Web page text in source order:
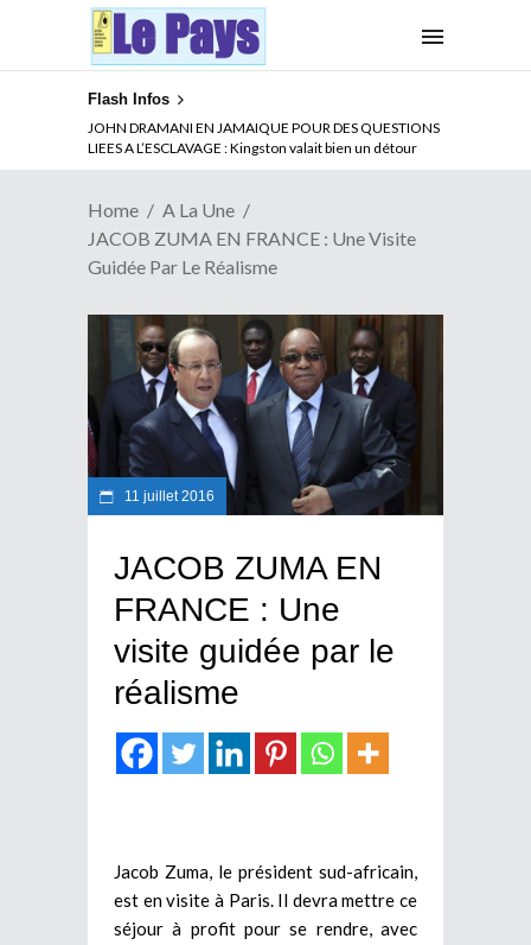
Flash Infos
ABSENCE PROLONGEE DE PAUL BIYA DU CAMEROUN :
Qui pilote le Cameroun ?
Home
A La Une
JACOB ZUMA EN FRANCE : Une Visite
Guidée Par Le Réalisme
11 juillet 2016
JACOB ZUMA EN
FRANCE : Une
visite guidée par le
réalisme
Jacob Zuma, le président sud-africain,
est en visite à Paris. Il devra mettre ce
séjour à profit pour se rendre, avec